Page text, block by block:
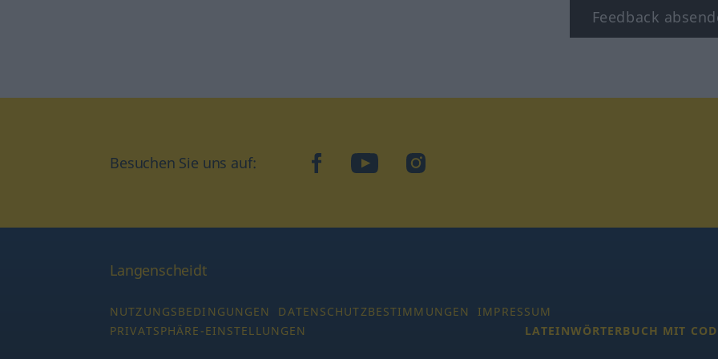
Feedback
Besuchen Sie uns auf: facebookYouTubeInstagram
Langenscheidt
NUTZUNGSBEDINGUNGEN DATENSCHUTZBESTIMMUNGEN
IMPRESSUM
PRIVATSPHÄRE-EINSTELLUNGEN
LATEINWÖRTERBUCH MIT